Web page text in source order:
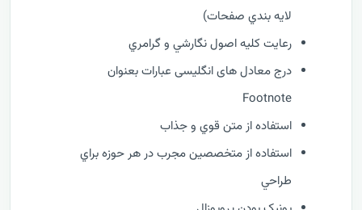
لايه بندي صفحات)
رعايت کليه اصول نگارشي و گرامري
درج معادل های انگلیسی عبارات بعنوان
Footnote
استفاده از متن قوي و جذاب
استفاده از متخصصين مجرب در هر حوزه براي
طراحي